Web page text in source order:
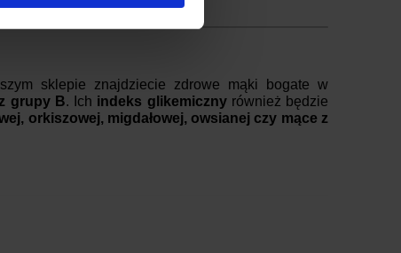
orazinstagramie.
sklepie znajdziecie zdrowe mąki bogate w
grupy B. Ich indeks glikemicznyrównież będzie
orkiszowej, migdałowej, owsianej czy mące z